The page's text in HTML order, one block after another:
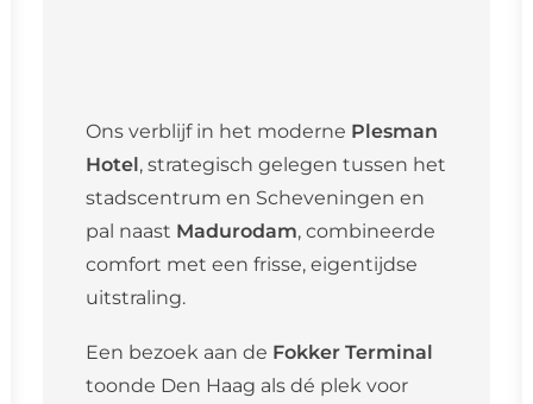
Ons verblijf in het moderne Plesman
Hotel, strategisch gelegen tussen het
stadscentrum en Scheveningen en
pal naast Madurodam, combineerde
comfort met een frisse, eigentijdse
uitstraling.
Een bezoek aan de Fokker Terminal
toonde Den Haag als dé plek voor